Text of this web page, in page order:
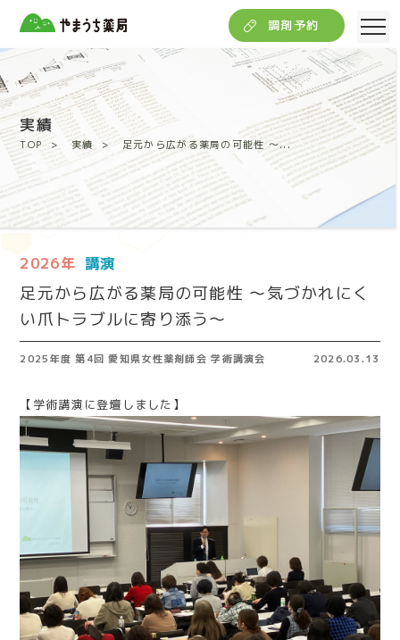
調剤予約
実績
TOP 実績 足元から広がる薬局の可能性 〜...
2026年 講演
足元から広がる薬局の可能性 〜気づかれにく
い爪トラブルに寄り添う〜
2025年度 第4回 愛知県女性薬剤師会 学術講演会 2026.03.13
【学術講演に登壇しました】